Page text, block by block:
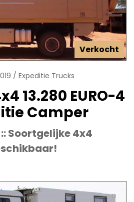
Verkocht
Expeditie Trucks
13.280 EURO-4
Camper
Soortgelijke 4x4